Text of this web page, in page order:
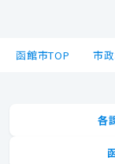
函館市TOP 市
各